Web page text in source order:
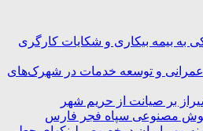
به بیمه بیکاری و شکایات کارگری
عمرانی و توسعه خدمات در شهرک‌های
بر صیانت از حریم شهر
مصنوعی سپاه فجر فارس